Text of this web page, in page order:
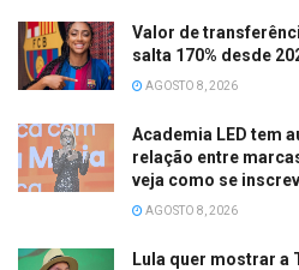
Valor de
salta 170% desde
AGOSTO 8, 2026
Academia LED tem
relação entre
veja como se
AGOSTO 8, 2026
Lula quer mostrar a